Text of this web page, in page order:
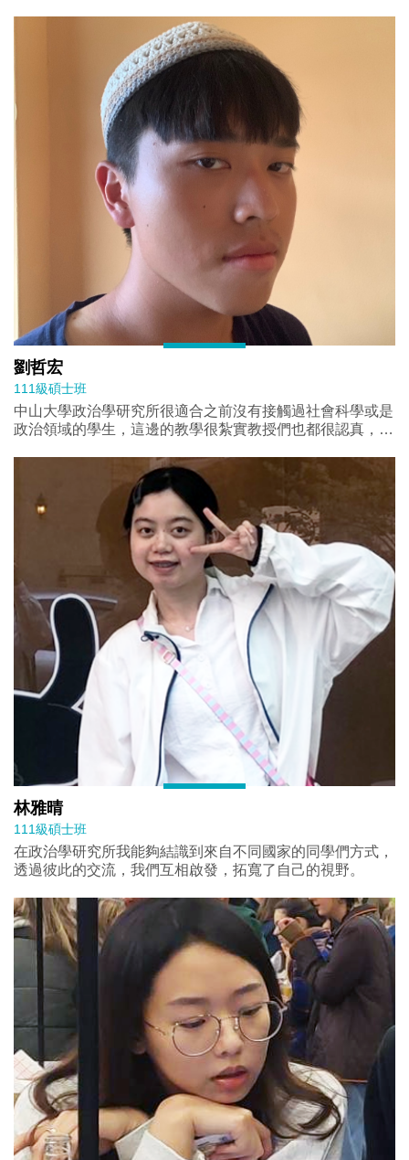
劉哲宏
111級碩士班
中山大學政治學研究所很適合之前沒有接觸過社會科學或是
政治領域的學生，這邊的教學很紮實教授們也都很認真，所
林雅晴
111級碩士班
在政治學研究所我能夠結識到來⾃不同國家的同學們⽅式，
透過彼此的交流，我們互相啟發，拓寬了⾃⼰的視野。